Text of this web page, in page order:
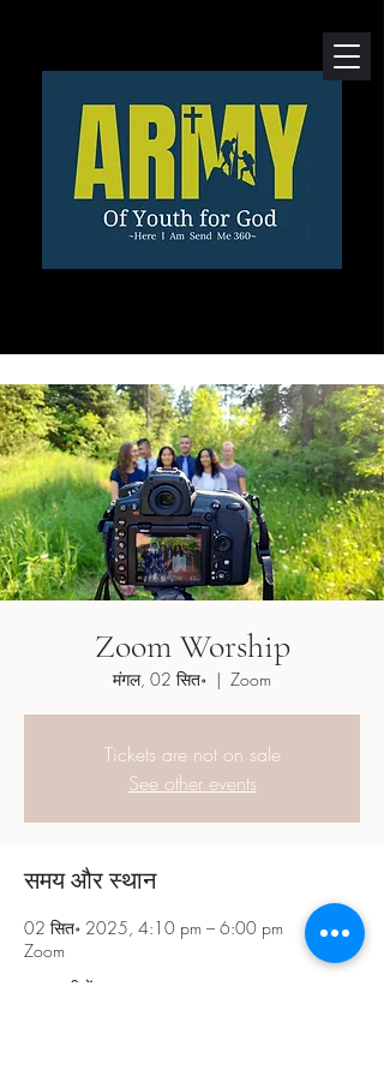
Zoom Worship
मंगल, 02 सित॰
  |
Zoom
Tickets are not on sale
See other events
समय और स्थान
02 सित॰ 2025, 4:10 pm – 6:00 pm
Zoom
अन्य तारीखें